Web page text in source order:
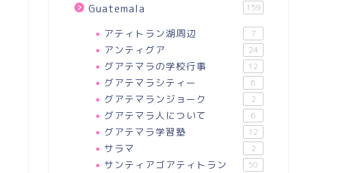
Guatemala 159
アティトラン湖周辺 7
アンティグア 24
グアテマラの学校行事 12
グアテマラシティー 6
グアテマランジョーク 2
グアテマラ人について 6
グアテマラ学習塾 12
サラマ 2
サンティアゴアティトラン 50